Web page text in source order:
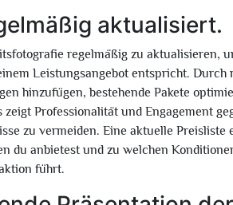
aktualisiert.
regelmäßig zu aktualisieren,
Leistungsangebot entspricht. Durch
hinzufügen, bestehende Pakete
Professionalität und Engagement
zu vermeiden. Eine aktuelle Preisliste
du anbietest und zu welchen
führt.